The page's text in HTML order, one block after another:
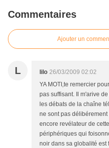
Commentaires
Ajouter un
L lilo 26/03/2009 02:02
YA MOTI,te remercier
pas suffisant. Il m'arive
les débats de la chaîne
ne sont pas
encore revélateur de
périphériques qui
noir dans sa globalité est